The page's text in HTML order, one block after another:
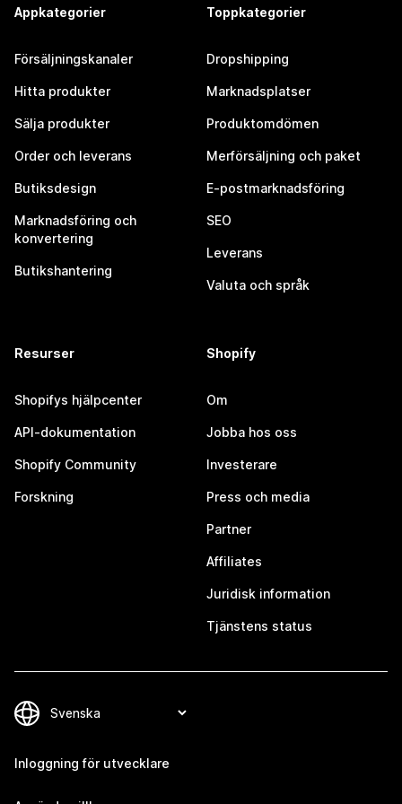
Appkategorier
Försäljningskanaler
Hitta produkter
Sälja produkter
Order och leverans
Butiksdesign
Marknadsföring och
konvertering
Butikshantering
Toppkategorier
Dropshipping
Marknadsplatser
Produktomdömen
Merförsäljning och paket
E-postmarknadsföring
SEO
Leverans
Valuta och språk
Resurser
Shopifys hjälpcenter
API-dokumentation
Shopify Community
Forskning
Shopify
Om
Jobba hos oss
Investerare
Press och media
Partner
Affiliates
Juridisk information
Tjänstens status
Inloggning för utvecklare